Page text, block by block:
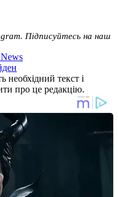
Підписуйтесь на наш
необхідний текст і
про це редакцію.